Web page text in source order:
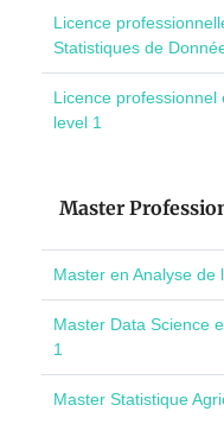
Licence
Statistiques de
Licence professionnel
level 1
Master
Master en Analyse de
Master Data Science
1
Master Statistique